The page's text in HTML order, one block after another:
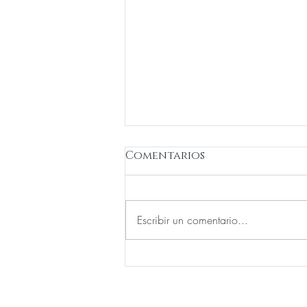
Comentarios
Escribir un comentario...